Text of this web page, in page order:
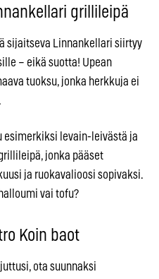
grillileipä
sijaitseva Linnankellari siirtyy
– eikä suotta! Upean
tuoksu, jonka herkkuja ei
esimerkiksi levain-leivästä ja
jonka pääset
ja ruokavalioosi sopivaksi.
vai tofu?
Koin baot
ota suunnaksi